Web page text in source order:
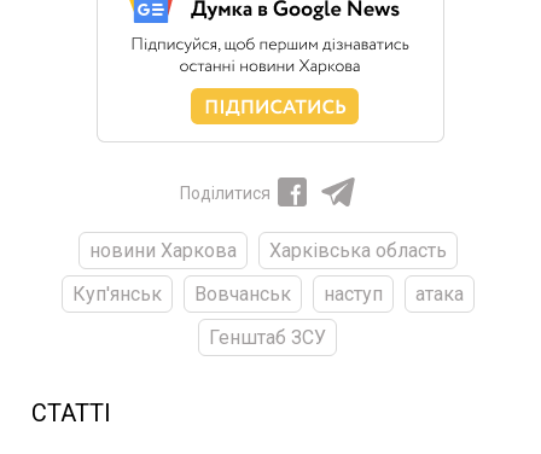
Поділитися
новини Харкова
Харківська область
Куп'янськ
Вовчанськ наступ
атака
Генштаб ЗСУ
СТАТТІ